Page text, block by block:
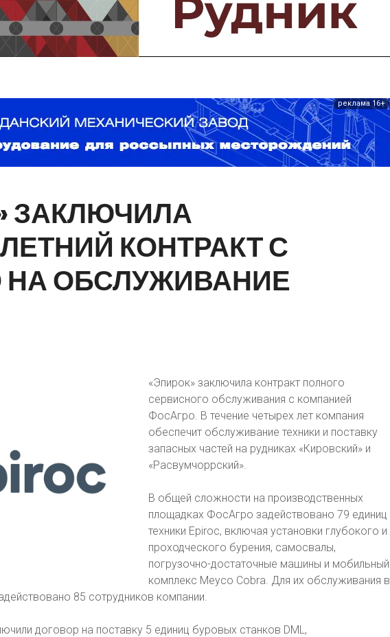
Предприятия и компании
Интервью
Выставки, Конференции
реклама 16+
ЗАКЛЮЧИЛА
КОНТРАКТС
НАОБСЛУЖИВАНИЕ
«Эпирок» заключила контракт полного
сервисного обслуживания с компанией
ФосАгро. В течение четырех лет компания
обеспечит обслуживание техники и поставку
запасных частей на рудниках «Кировский» и
«Расвумчоррский».
В общей сложности на производственных
площадках ФосАгро задействовано 79 единиц
техники Epiroc, включая установки глубокого и
проходческого бурения, самосвалы,
погрузочно-достаточные машины и мобильный
комплекс Meyco Cobra. Для их обслуживания в
85 сотрудников компании.
договор на поставку 5 единиц буровых станков DML,